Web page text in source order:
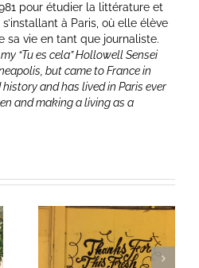
pour étudier la littérature et
à Paris, où elle élève
sa vie en tant que journaliste.
“Tu es cela” Hollowell Sensei
but came to France in
and has lived in Paris ever
and making a living as a